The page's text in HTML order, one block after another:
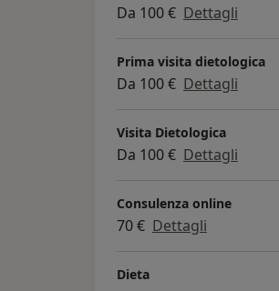
Da 100 € Dettagli
Prima visita dietologica
Da 100 € Dettagli
Visita Dietologica
Da 100 € Dettagli
Consulenza online
70 € Dettagli
Dieta